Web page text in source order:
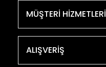
MÜŞTERİ HİZMETLERİ
ALIŞVERİŞ